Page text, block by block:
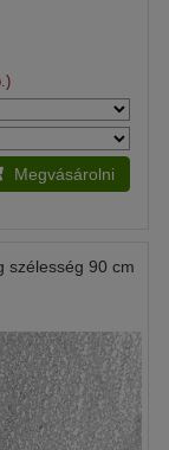
Megvásárolni
szélesség 90 cm